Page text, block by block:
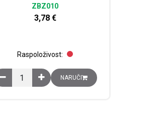
630A na sabirnice razmaka 60mm količina
ZBZ010
3,78 €
Raspoloživost:
Adapter za električni blok montiran na tiskanu
NARUČI